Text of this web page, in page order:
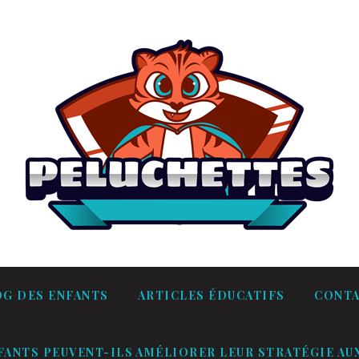
DES ENFANTS ARTICLES ÉDUCATIFS
PEUVENT-ILS AMÉLIORER LEUR STRATÉGIE